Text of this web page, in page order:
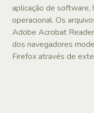
aplicação de software,
operacional. Os
Adobe Acrobat
dos navegadores
Firefox através de